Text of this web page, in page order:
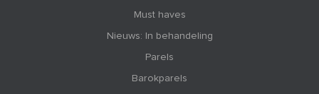
Must haves
Nieuws: In behandeling
Parels
Barokparels